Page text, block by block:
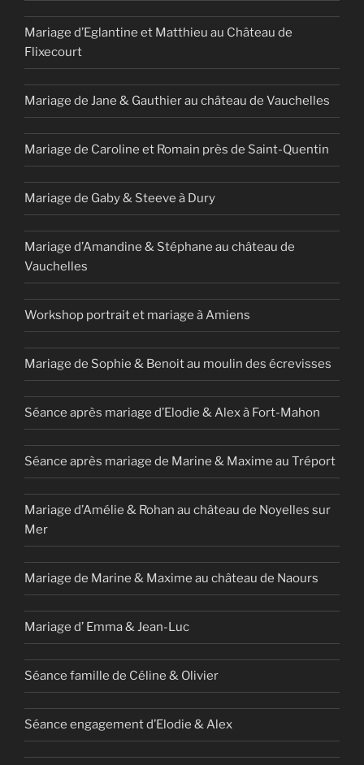
Mariage d’Eglantine et Matthieu au Château de
Flixecourt
Mariage de Jane & Gauthier au château de Vauchelles
Mariage de Caroline et Romain près de Saint-Quentin
Mariage de Gaby & Steeve à Dury
Mariage d’Amandine & Stéphane au château de
Vauchelles
Workshop portrait et mariage à Amiens
Mariage de Sophie & Benoit au moulin des écrevisses
Séance après mariage d’Elodie & Alex à Fort-Mahon
Séance après mariage de Marine & Maxime au Tréport
Mariage d’Amélie & Rohan au château de Noyelles sur
Mer
Mariage de Marine & Maxime au château de Naours
Mariage d’ Emma & Jean-Luc
Séance famille de Céline & Olivier
Séance engagement d’Elodie & Alex